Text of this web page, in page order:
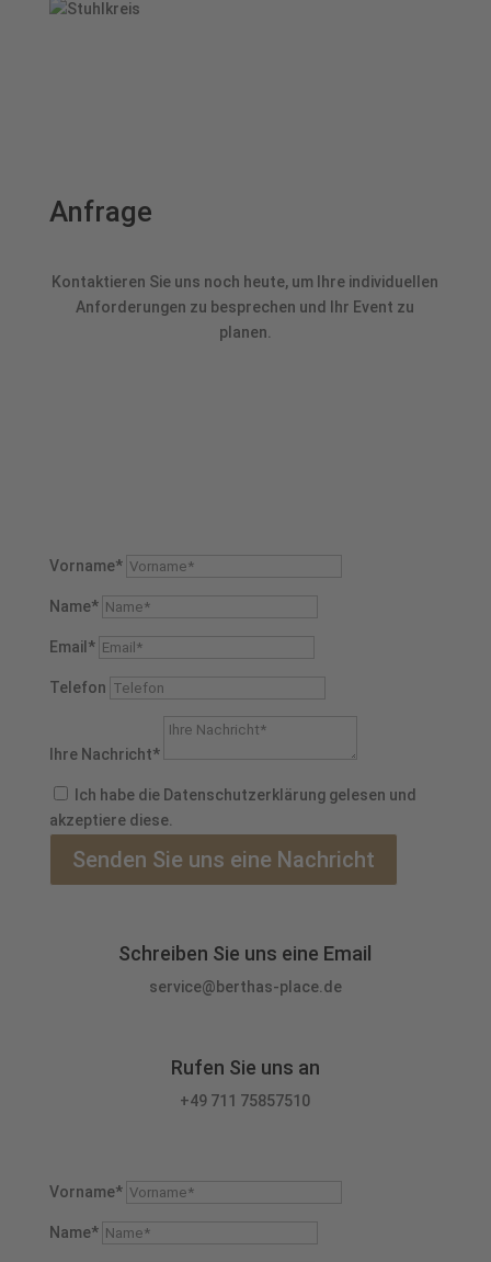
Anfrage
Kontaktieren Sie uns noch heute, um Ihre individuellen
Anforderungen zu besprechen und Ihr Event zu
planen.
Vorname*
Name*
Email*
Telefon
Ihre Nachricht*
Ich habe die Datenschutzerklärung gelesen und
akzeptiere diese.
Senden Sie uns eine Nachricht
Schreiben Sie uns eine Email
service@berthas-place.de
Rufen Sie uns an
+49 711 75857510
Vorname*
Name*